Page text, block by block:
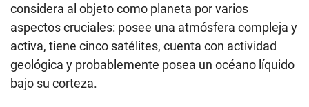
considera al objeto como planeta por varios
aspectos cruciales: posee una atmósfera compleja y
activa, tiene cinco satélites, cuenta con actividad
geológica y probablemente posea un océano líquido
bajo su corteza.